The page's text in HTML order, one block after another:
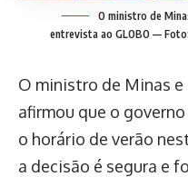
O ministro de
entrevista ao GLOBO —
O ministro de Minas e
afirmou que o
o horário de verão
a decisão é segura e